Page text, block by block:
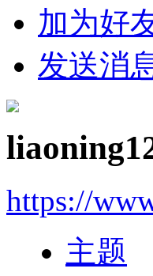
加为好
发送消
https://
主题